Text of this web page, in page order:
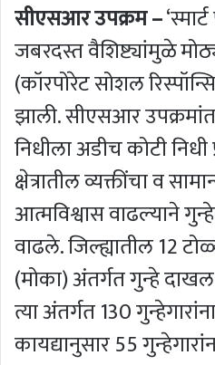
सीएसआर उपक्रम –
जबरदस्त वैशिष्ट्यांमुळे
(कॉरपोरेट सोशल
झाली. सीएसआर
निधीला अडीच कोटी निधी
क्षेत्रातील व्यक्तींचा व
आत्मविश्वास वाढल्‍याने
वाढले. जिल्ह्यातील 12
(मोका) अंतर्गत गुन्हे
त्या अंतर्गत 130
कायद्यानुसार 55